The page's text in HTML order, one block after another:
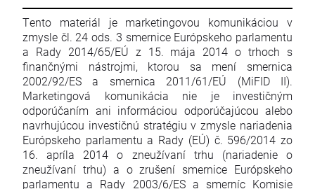
Tento materiál je marketingovou komunikáciou v
zmysle čl. 24 ods. 3 smernice Európskeho parlamentu
a Rady 2014/65/EÚ z 15. mája 2014 o trhoch s
finančnými nástrojmi, ktorou sa mení smernica
2002/92/ES a smernica 2011/61/EÚ (MiFID II).
Marketingová komunikácia nie je investičným
odporúčaním ani informáciou odporúčajúcou alebo
navrhujúcou investičnú stratégiu v zmysle nariadenia
Európskeho parlamentu a Rady (EÚ) č. 596/2014 zo
16. apríla 2014 o zneužívaní trhu (nariadenie o
zneužívaní trhu) a o zrušení smernice Európskeho
parlamentu a Rady 2003/6/ES a smerníc Komisie